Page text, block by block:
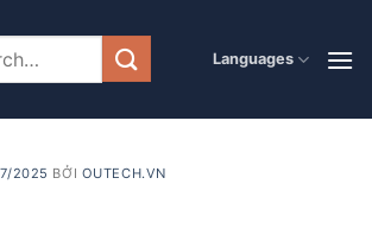
Languages
HALLOWEEN Graj za
2025 BỞI OUTECH.VN